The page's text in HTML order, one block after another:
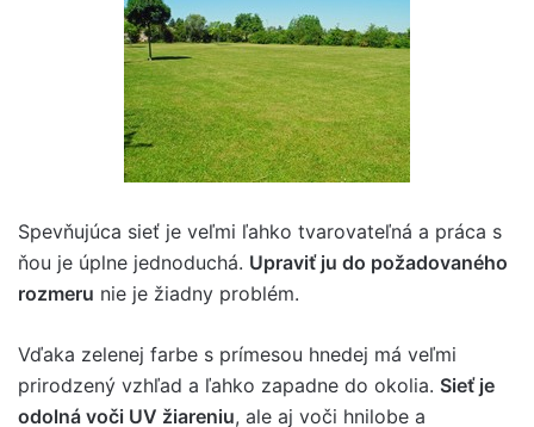
Spevňujúca sieť je veľmi ľahko tvarovateľná a práca s
ňou je úplne jednoduchá. Upraviť ju do požadovaného
rozmeru nie je žiadny problém.
Vďaka zelenej farbe s prímesou hnedej má veľmi
prirodzený vzhľad a ľahko zapadne do okolia. Sieť je
odolná voči UV žiareniu, ale aj voči hnilobe a